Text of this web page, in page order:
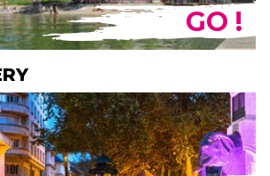
GO !